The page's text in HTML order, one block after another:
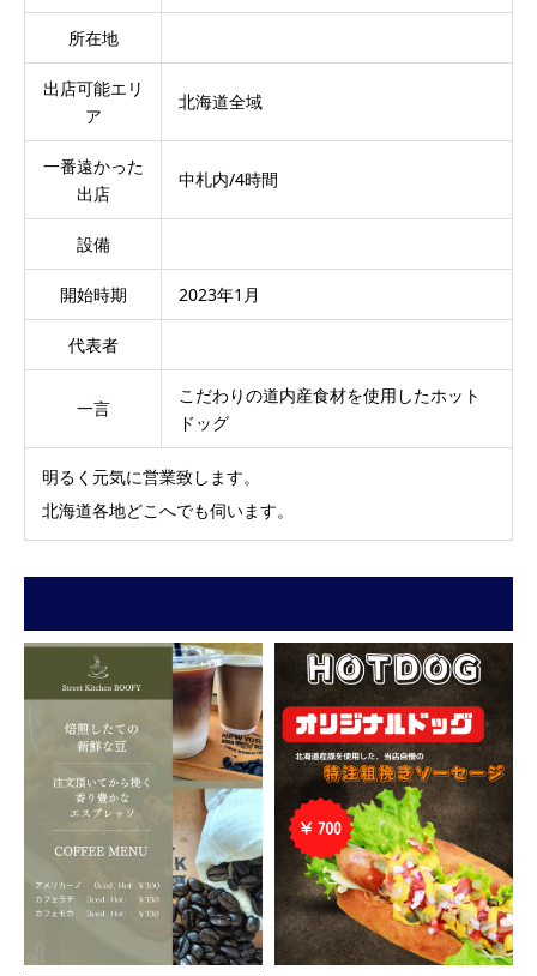
所在地
出店可能エリ
ア
北海道全域
一番遠かった
出店
中札内/4時間
設備
開始時期 2023年1月
代表者
一言
こだわりの道内産食材を使用したホット
ドッグ
明るく元気に営業致します。
北海道各地どこへでも伺います。